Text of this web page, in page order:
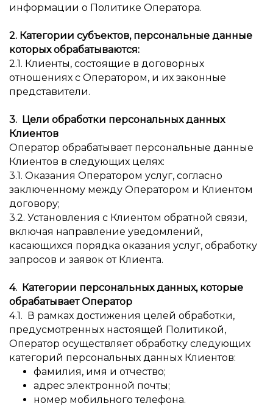
информации о Политике Оператора.
2. Категории субъектов, персональные данные
которых обрабатываются:
2.1. Клиенты, состоящие в договорных
отношениях с Оператором, и их законные
представители.
3. Цели обработки персональных данных
Клиентов
Оператор обрабатывает персональные данные
Клиентов в следующих целях:
3.1. Оказания Оператором услуг, согласно
заключенному между Оператором и Клиентом
договору;
3.2. Установления с Клиентом обратной связи,
включая направление уведомлений,
касающихся порядка оказания услуг, обработку
запросов и заявок от Клиента.
4. Категории персональных данных, которые
обрабатывает Оператор
4.1. В рамках достижения целей обработки,
предусмотренных настоящей Политикой,
Оператор осуществляет обработку следующих
категорий персональных данных Клиентов:
фамилия, имя и отчество;
адрес электронной почты;
номер мобильного телефона.